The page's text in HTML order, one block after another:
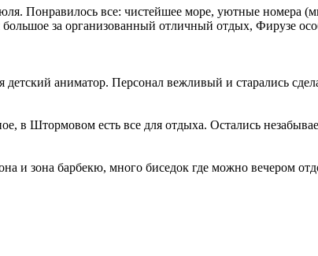
Понравилось все: чистейшее море, уютные номера
за организованный отличный отдых, Фирузе
детский аниматор. Персонал вежливый и старались
в Штормовом есть все для отдыха. Остались
и зона барбекю, много биседок где можно вечером